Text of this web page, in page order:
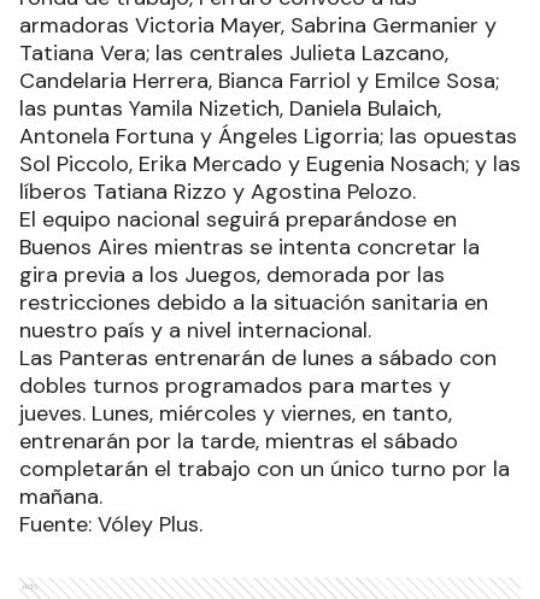
armadoras Victoria Mayer, Sabrina Germanier y
Tatiana Vera; las centrales Julieta Lazcano,
Candelaria Herrera, Bianca Farriol y Emilce Sosa;
las puntas Yamila Nizetich, Daniela Bulaich,
Antonela Fortuna y Ángeles Ligorria; las opuestas
Sol Piccolo, Erika Mercado y Eugenia Nosach; y las
líberos Tatiana Rizzo y Agostina Pelozo.
El equipo nacional seguirá preparándose en
Buenos Aires mientras se intenta concretar la
gira previa a los Juegos, demorada por las
restricciones debido a la situación sanitaria en
nuestro país y a nivel internacional.
Las Panteras entrenarán de lunes a sábado con
dobles turnos programados para martes y
jueves. Lunes, miércoles y viernes, en tanto,
entrenarán por la tarde, mientras el sábado
completarán el trabajo con un único turno por la
mañana.
Fuente: Vóley Plus.
Ads